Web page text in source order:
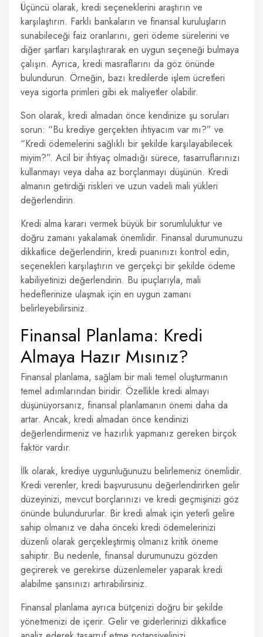
Üçüncü olarak, kredi seçeneklerini araştırın ve
karşılaştırın. Farklı bankaların ve finansal kuruluşların
sunabileceği faiz oranlarını, geri ödeme sürelerini ve
diğer şartları karşılaştırarak en uygun seçeneği bulmaya
çalışın. Ayrıca, kredi masraflarını da göz önünde
bulundurun. Örneğin, bazı kredilerde işlem ücretleri
veya sigorta primleri gibi ek maliyetler olabilir.
Son olarak, kredi almadan önce kendinize şu soruları
sorun: “Bu krediye gerçekten ihtiyacım var mı?” ve
“Kredi ödemelerini sağlıklı bir şekilde karşılayabilecek
miyim?”. Acil bir ihtiyaç olmadığı sürece, tasarruflarınızı
kullanmayı veya daha az borçlanmayı düşünün. Kredi
almanın getirdiği riskleri ve uzun vadeli mali yükleri
değerlendirin.
Kredi alma kararı vermek büyük bir sorumluluktur ve
doğru zamanı yakalamak önemlidir. Finansal durumunuzu
dikkatlice değerlendirin, kredi puanınızı kontrol edin,
seçenekleri karşılaştırın ve gerçekçi bir şekilde ödeme
kabiliyetinizi değerlendirin. Bu ipuçlarıyla, mali
hedeflerinize ulaşmak için en uygun zamanı
belirleyebilirsiniz.
Finansal Planlama: Kredi
Almaya Hazır Mısınız?
Finansal planlama, sağlam bir mali temel oluşturmanın
temel adımlarından biridir. Özellikle kredi almayı
düşünüyorsanız, finansal planlamanın önemi daha da
artar. Ancak, kredi almadan önce kendinizi
değerlendirmeniz ve hazırlık yapmanız gereken birçok
faktör vardır.
İlk olarak, krediye uygunluğunuzu belirlemeniz önemlidir.
Kredi verenler, kredi başvurusunu değerlendirirken gelir
düzeyinizi, mevcut borçlarınızı ve kredi geçmişinizi göz
önünde bulundururlar. Bir kredi almak için yeterli gelire
sahip olmanız ve daha önceki kredi ödemelerinizi
düzenli olarak gerçekleştirmiş olmanız kritik öneme
sahiptir. Bu nedenle, finansal durumunuzu gözden
geçirerek ve gerekirse düzenlemeler yaparak kredi
alabilme şansınızı artırabilirsiniz.
Finansal planlama ayrıca bütçenizi doğru bir şekilde
yönetmenizi de içerir. Gelir ve giderlerinizi dikkatlice